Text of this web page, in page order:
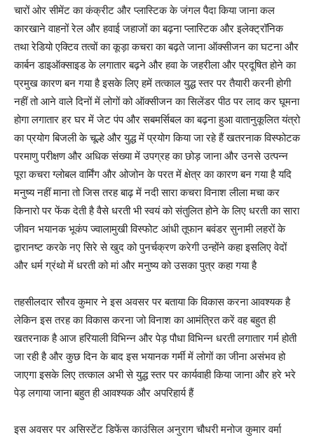
चारों ओर सीमेंट का कंक्रीट और प्लास्टिक के जंगल पैदा किया जाना कल
कारखाने वाहनों रेल और हवाई जहाजों का बढ़ना प्लास्टिक और इलेक्ट्रॉनिक
तथा रेडियो एक्टिव तत्वों का कूड़ा कचरा का बढ़ते जाना ऑक्सीजन का घटना और
कार्बन डाइऑक्साइड के लगातार बढ़ने और हवा के जहरीला और प्रदूषित होने का
प्रमुख कारण बन गया है इसके लिए हमें तत्काल युद्ध स्तर पर तैयारी करनी होगी
नहीं तो आने वाले दिनों में लोगों को ऑक्सीजन का सिलेंडर पीठ पर लाद कर घूमना
होगा लगातार हर घर में जेट पंप और सबमर्सिबल का बढ़ना हुआ वातानुकूलित यंत्रो
का प्रयोग बिजली के चूल्हे और युद्ध में प्रयोग किया जा रहे हैं खतरनाक विस्फोटक
परमाणु परीक्षण और अधिक संख्या में उपग्रह का छोड़ जाना और उनसे उत्पन्न
पूरा कचरा ग्लोबल वार्मिंग और ओजोन के परत में क्षेत्र का कारण बन गया है यदि
मनुष्य नहीं माना तो जिस तरह बाढ़ में नदी सारा कचरा विनाश लीला मचा कर
किनारो पर फेंक देती है वैसे धरती भी स्वयं को संतुलित होने के लिए धरती का सारा
जीवन भयानक भूकंप ज्वालामुखी विस्फोट आंधी तूफान बवंडर सुनामी लहरों के
द्वारानष्ट करके नए सिरे से खुद को पुनर्चक्रण करेगी उन्होंने कहा इसलिए वेदों
और धर्म ग्रंथो में धरती को मां और मनुष्य को उसका पुत्र कहा गया है
तहसीलदार सौरव कुमार ने इस अवसर पर बताया कि विकास करना आवश्यक है
लेकिन इस तरह का विकास करना जो विनाश का आमंत्रित करें वह बहुत ही
खतरनाक है आज हरियाली विभिन्न और पेड़ पौधा विभिन्न धरती लगातार गर्म होती
जा रही है और कुछ दिन के बाद इस भयानक गर्मी में लोगों का जीना असंभव हो
जाएगा इसके लिए तत्काल अभी से युद्ध स्तर पर कार्यवाही किया जाना और हरे भरे
पेड़ लगाया जाना बहुत ही आवश्यक और अपरिहार्य हैं
इस अवसर पर असिस्टेंट डिफेंस काउंसिल अनुराग चौधरी मनोज कुमार वर्मा